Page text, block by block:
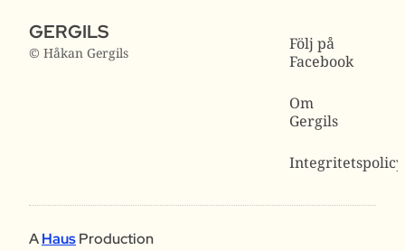
GERGILS
© Håkan Gergils
Följ på
Facebook
Om
Gergils
Integritetspolicy
AHausProduction